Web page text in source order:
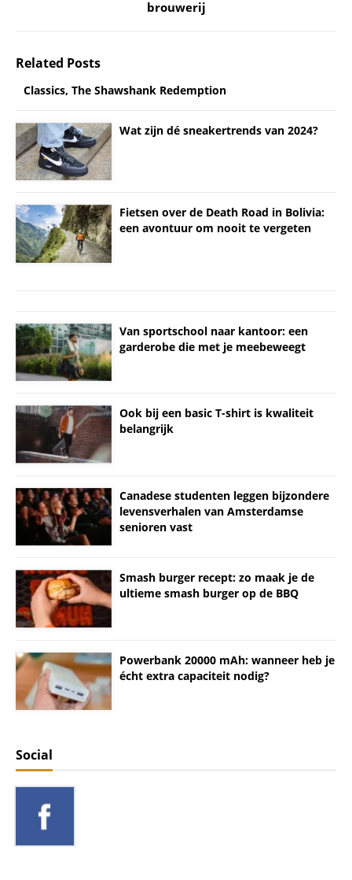
brouwerij
Related Posts
Classics, The Shawshank Redemption
Wat zijn dé sneakertrends van 2024?
Fietsen over de Death Road in Bolivia:
een avontuur om nooit te vergeten
Van sportschool naar kantoor: een
garderobe die met je meebeweegt
Ook bij een basic T-shirt is kwaliteit
belangrijk
Canadese studenten leggen bijzondere
levensverhalen van Amsterdamse
senioren vast
Smash burger recept: zo maak je de
ultieme smash burger op de BBQ
Powerbank 20000 mAh: wanneer heb je
écht extra capaciteit nodig?
Social